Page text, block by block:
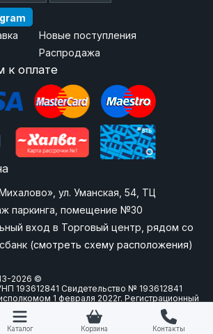
Каталог Корзина Контакты
Новые поступления
Распродажа
оплате
ул. Уманская, 54, ТЦ
паркинга, помещение №30
вход в Торговый центр, рядом со
(смотреть схему расположения)
2026 ©
193612841 Свидетельство № 193612841
1 февраля 2022г. Регистрационный
Республики Беларусь: 573747 от 15
220092 г.Минск, ул. Болеслава Берута, д.